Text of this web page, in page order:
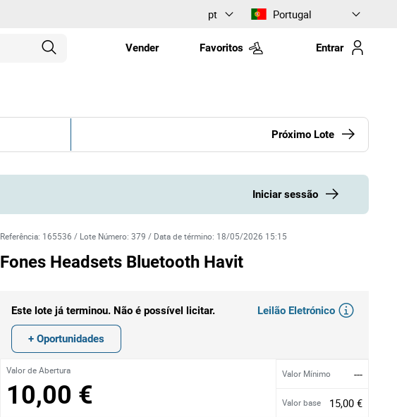
pt Portugal
Vender Favoritos Entrar
Próximo Lote
Iniciar sessão
Referência: 165536 / Lote Número:379 / Data de término: 18/05/2026 15:15
Fones Headsets Bluetooth Havit
Este lote já terminou. Não é possível licitar. Leilão Eletrónico
+ Oportunidades
Valor de Abertura
10,00 €
Valor Mínimo ---
Valor base 15,00 €